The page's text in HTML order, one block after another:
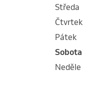
středa
čtvrtek
pátek
sobota
neděle